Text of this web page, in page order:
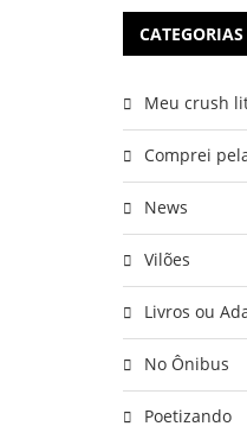
CATEGORIAS
Meu crush
Comprei
News
Vilões
Livros ou
No Ônibus
Poetizando